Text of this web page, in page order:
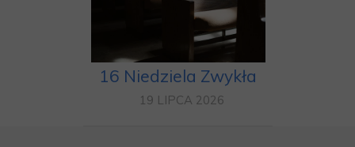
16 Niedziela Zwykła
19 LIPCA 2026